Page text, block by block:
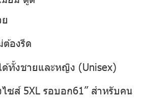
องรีด
ด้ทั้งชายและหญิง (Unisex)
ซส์ 5XL รอบอก61” สำหรับคน